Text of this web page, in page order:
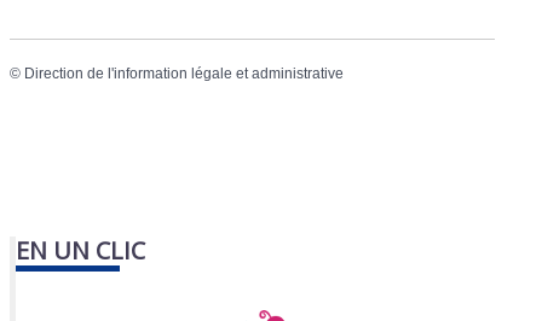
© Direction de l'information légale et administrative
EN UN CLIC